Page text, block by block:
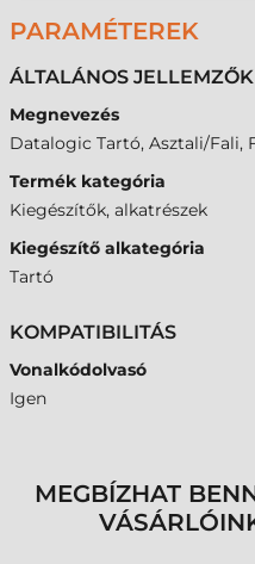
PARAMÉTEREK
ÁLTALÁNOS JELLEMZŐK
Megnevezés
Datalogic Tartó, Asztali/Fali,
Termék kategória
Kiegészítők, alkatrészek
Kiegészítő alkategória
Tartó
KOMPATIBILITÁS
Vonalkódolvasó
Igen
MEGBÍZHAT